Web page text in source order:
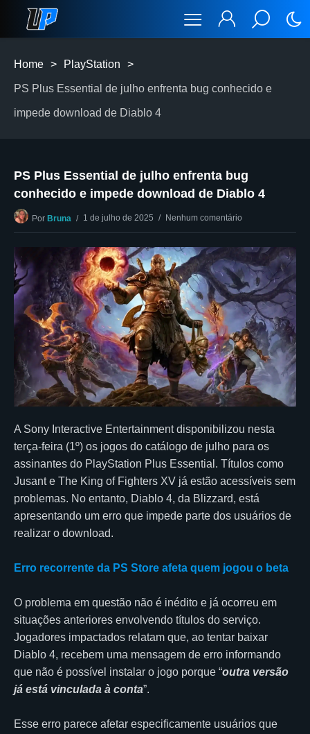
Home > PlayStation >
PS Plus Essential de julho enfrenta bug conhecido e
impede download de Diablo 4
PS Plus Essential de julho enfrenta bug
conhecido e impede download de Diablo 4
Por Bruna 1 de julho de 2025 Nenhum comentário
A Sony Interactive Entertainment disponibilizou nesta
terça-feira (1º) os jogos do catálogo de julho para os
assinantes do PlayStation Plus Essential. Títulos como
Jusant e The King of Fighters XV já estão acessíveis sem
problemas. No entanto, Diablo 4, da Blizzard, está
apresentando um erro que impede parte dos usuários de
realizar o download.
Erro recorrente da PS Store afeta quem jogou o beta
O problema em questão não é inédito e já ocorreu em
situações anteriores envolvendo títulos do serviço.
Jogadores impactados relatam que, ao tentar baixar
Diablo 4, recebem uma mensagem de erro informando
que não é possível instalar o jogo porque “outra versão
já está vinculada à conta”.
Esse erro parece afetar especificamente usuários que